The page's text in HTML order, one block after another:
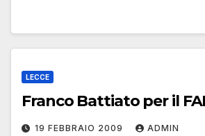
LECCE
Franco Battiato per il
19 FEBBRAIO 2009 ADMIN